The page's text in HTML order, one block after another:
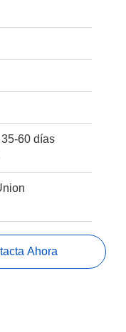
60 días
Ahora